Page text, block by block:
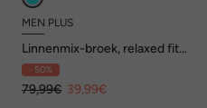
MEN PLUS
Linnenmix-broek, relaxed fit,
elastische tailleband, tot 72
- 50%
79,99€ 39,99€